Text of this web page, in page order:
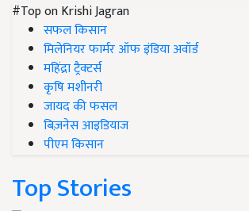
#Top on Krishi Jagran
सफल किसान
मिलेनियर फार्मर ऑफ इंडिया अवॉर्ड
महिंद्रा ट्रैक्टर्स
कृषि मशीनरी
जायद की फसल
बिज़नेस आइडियाज
पीएम किसान
Top Stories